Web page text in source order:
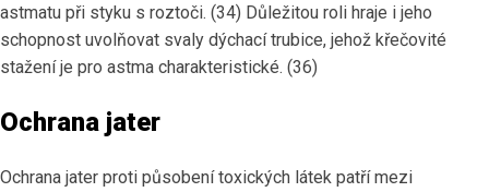
astmatu při styku s roztoči. (34) Důležitou roli hraje i jeho
schopnost uvolňovat svaly dýchací trubice, jehož křečovité
stažení je pro astma charakteristické. (36)
Ochrana jater
Ochrana jater proti působení toxických látek patří mezi